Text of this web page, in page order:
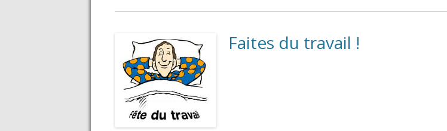
Faites du travail !